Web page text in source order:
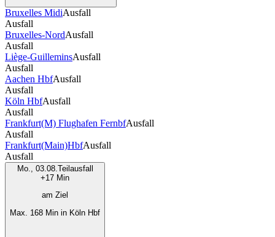
Bruxelles MidiAusfall
Ausfall
Bruxelles-NordAusfall
Ausfall
Liège-GuilleminsAusfall
Ausfall
Aachen HbfAusfall
Ausfall
Köln HbfAusfall
Ausfall
Frankfurt(M) Flughafen FernbfAusfall
Ausfall
Frankfurt(Main)HbfAusfall
Ausfall
Mo., 03.08.Teilausfall
+17 Min
am Ziel
Max. 168 Min in Köln Hbf